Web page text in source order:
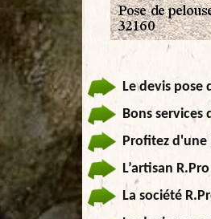
Le devis pose
Bons services
Profitez d'une
L’artisan
La société